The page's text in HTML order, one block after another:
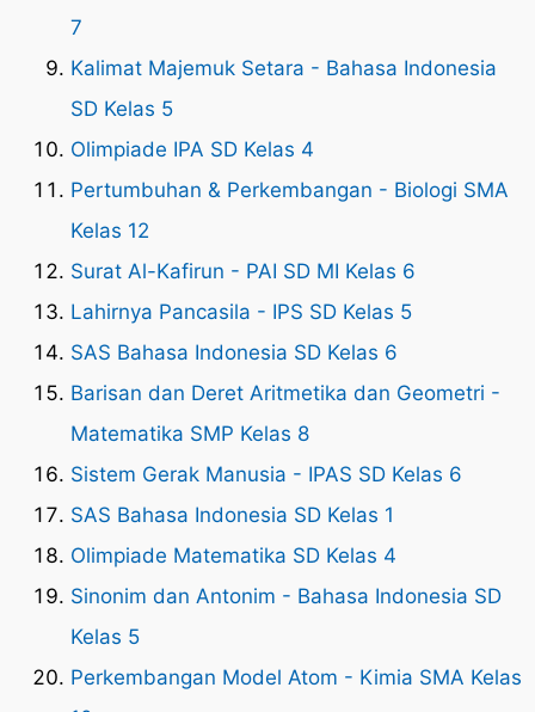
7
Kalimat Majemuk Setara - Bahasa Indonesia
SD Kelas 5
Olimpiade IPA SD Kelas 4
Pertumbuhan & Perkembangan - Biologi SMA
Kelas 12
Surat Al-Kafirun - PAI SD MI Kelas 6
Lahirnya Pancasila - IPS SD Kelas 5
SAS Bahasa Indonesia SD Kelas 6
Barisan dan Deret Aritmetika dan Geometri -
Matematika SMP Kelas 8
Sistem Gerak Manusia - IPAS SD Kelas 6
SAS Bahasa Indonesia SD Kelas 1
Olimpiade Matematika SD Kelas 4
Sinonim dan Antonim - Bahasa Indonesia SD
Kelas 5
Perkembangan Model Atom - Kimia SMA Kelas